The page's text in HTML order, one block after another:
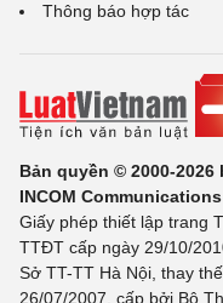
Thông báo hợp tác
Bản quyền © 2000-
INCOM
Giấy phép thiết lập trang
TTĐT cấp ngày 29/10/
Sở TT-TT Hà Nội, thay
26/07/2007, cấp bởi Bộ